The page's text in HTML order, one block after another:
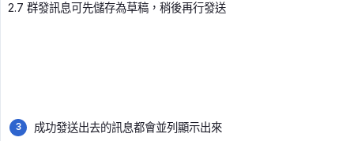
2.7 群發訊息可先儲存為草稿，稍後再行發送
成功發送出去的訊息都會並列顯示出來